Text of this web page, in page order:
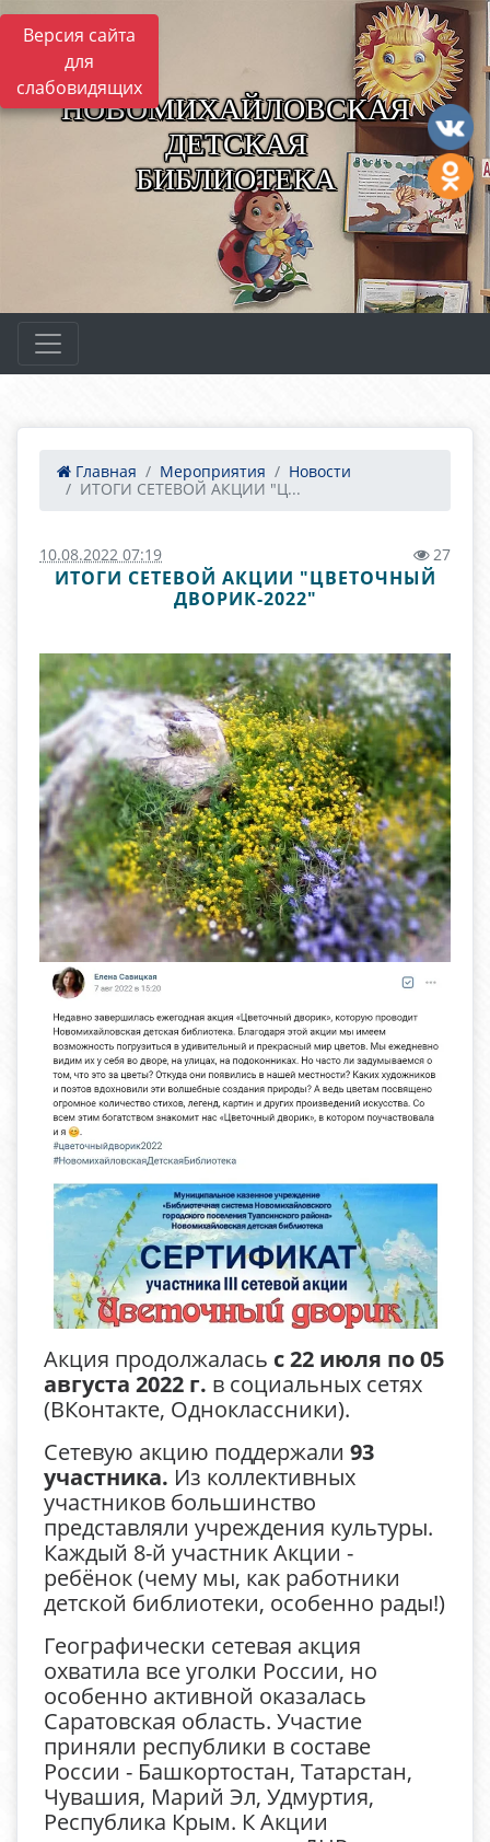
Версия сайта
для
слабовидящих
НОВОМИХАЙЛОВСКАЯ
ДЕТСКАЯ
БИБЛИОТЕКА
Главная Мероприятия
Новости
ИТОГИ СЕТЕВОЙ АКЦИИ "Ц...
10.08.2022 07:19 27
ИТОГИ СЕТЕВОЙ АКЦИИ "ЦВЕТОЧНЫЙ
ДВОРИК-2022"
Акция продолжалась с 22 июля по 05
августа 2022 г. в социальных сетях
(ВКонтакте, Одноклассники).
Сетевую акцию поддержали 93
участника. Из коллективных
участников большинство
представляли учреждения культуры.
Каждый 8-й участник Акции -
ребёнок (чему мы, как работники
детской библиотеки, особенно рады!)
Географически сетевая акция
охватила все уголки России, но
особенно активной оказалась
Саратовская область. Участие
приняли республики в составе
России - Башкортостан, Татарстан,
Чувашия, Марий Эл, Удмуртия,
Республика Крым. К Акции